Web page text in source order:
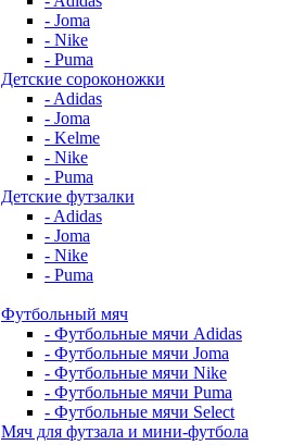
- Joma
- Nike
- Puma
Детские сороконожки
- Adidas
- Joma
- Kelme
- Nike
- Puma
Детские футзалки
- Adidas
- Joma
- Nike
- Puma
Футбольный мяч
- Футбольные мячи Adidas
- Футбольные мячи Joma
- Футбольные мячи Nike
- Футбольные мячи Puma
- Футбольные мячи Select
Мяч для футзала и мини-футбола